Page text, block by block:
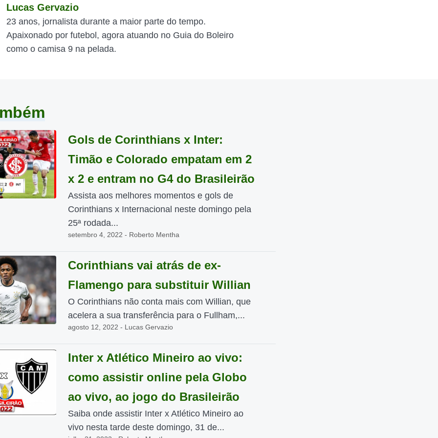
Lucas Gervazio
23 anos, jornalista durante a maior parte do tempo.
Apaixonado por futebol, agora atuando no Guia do Boleiro
como o camisa 9 na pelada.
Gols de Corinthians x Inter:
Timão e Colorado empatam em 2
x 2 e entram no G4 do Brasileirão
Assista aos melhores momentos e gols de
Corinthians x Internacional neste domingo pela
25ª rodada...
setembro 4, 2022 - Roberto Mentha
Corinthians vai atrás de ex-
Flamengo para substituir Willian
O Corinthians não conta mais com Willian, que
acelera a sua transferência para o Fullham,...
agosto 12, 2022 - Lucas Gervazio
Inter x Atlético Mineiro ao vivo:
como assistir online pela Globo
ao vivo, ao jogo do Brasileirão
Saiba onde assistir Inter x Atlético Mineiro ao
vivo nesta tarde deste domingo, 31 de...